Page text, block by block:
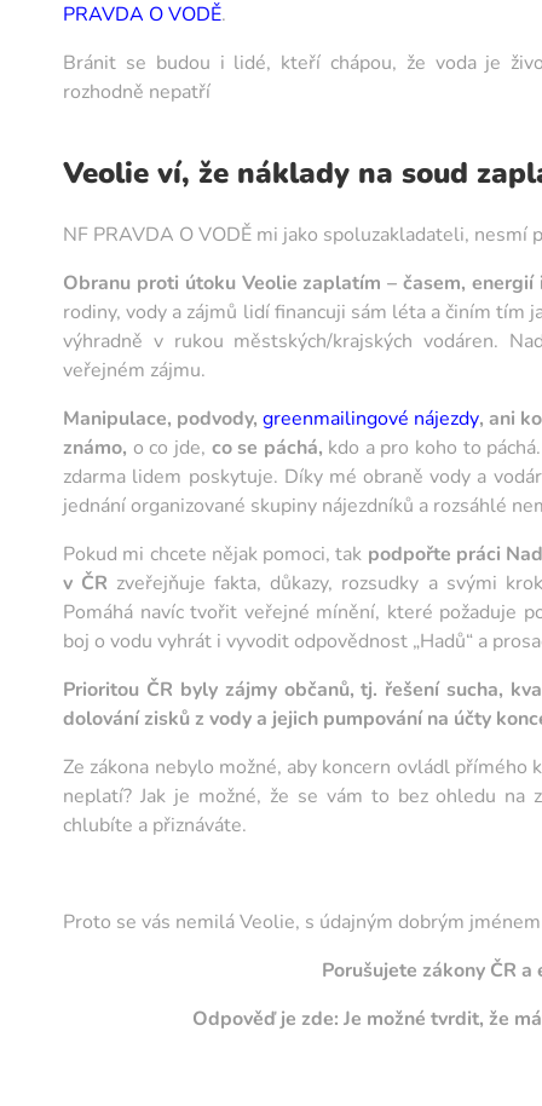
PRAVDA O VODĚ.
Bránit se budou i lidé, kteří chápou, že voda je
rozhodně nepatří
Veolie ví, že náklady na soud
NF PRAVDA O VODĚ mi jako spoluzakladateli,
Obranu proti útoku Veolie zaplatím – časem,
rodiny, vody a zájmů lidí financuji sám léta a činím tím
výhradně v rukou městských/krajských vodáren.
veřejném zájmu.
Manipulace, podvody,greenmailingové nájezdy, ani
známo, o co jde, co se páchá, kdo a pro koho to
zdarma lidem poskytuje. Díky mé obraně vody a
jednání organizované skupiny nájezdníků a rozsáhlé
Pokud mi chcete nějak pomoci, tak podpořte práci
v ČR zveřejňuje fakta, důkazy, rozsudky a svými
Pomáhá navíc tvořit veřejné mínění, které požaduje
boj o vodu vyhrát i vyvodit odpovědnost „Hadů“ a
Prioritou ČR byly zájmy občanů, tj. řešení sucha,
dolování zisků z vody a jejich pumpování na účty
Ze zákona nebylo možné, aby koncern ovládl přímého
neplatí? Jak je možné, že se vám to bez ohledu na
chlubíte a přiznáváte.
Proto se vás nemilá Veolie, s údajným dobrým
Porušujete zákony ČR
Odpověď je zde: Je možné tvrdit, že